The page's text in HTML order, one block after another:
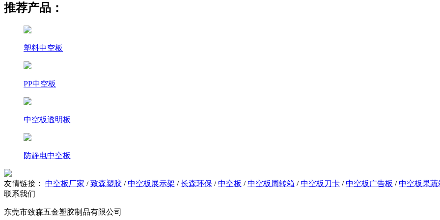
推荐产品：
塑料中空板
PP中空板
中空板透明板
防静电中空板
友情链接： 中空板厂家 /致森塑胶 /中空板展示架 /长森环保 /中空板 /中空板周转箱 /中空板刀卡 /中空板广告板 /中空板果蔬
联系我们
东莞市致森五金塑胶制品有限公司